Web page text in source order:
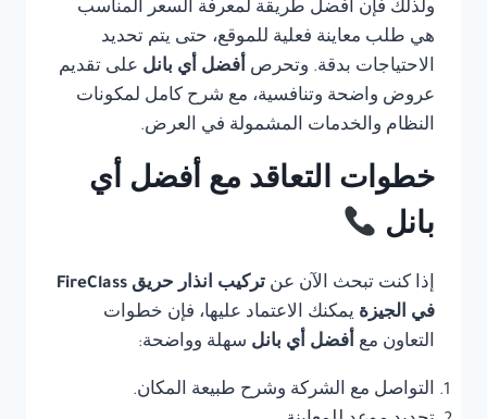
ولذلك فإن أفضل طريقة لمعرفة السعر المناسب
هي طلب معاينة فعلية للموقع، حتى يتم تحديد
الاحتياجات بدقة. وتحرص أفضل أي بانل على تقديم
عروض واضحة وتنافسية، مع شرح كامل لمكونات
النظام والخدمات المشمولة في العرض.
خطوات التعاقد مع أفضل أي
بانل
إذا كنت تبحث الآن عن
تركيب انذار حريق FireClass
في الجيزة يمكنك الاعتماد عليها، فإن خطوات
التعاون مع أفضل أي بانل سهلة وواضحة:
التواصل مع الشركة وشرح طبيعة المكان.